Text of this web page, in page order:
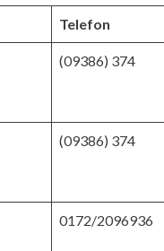
Telefon
(09386) 374
(09386) 374
0172/2096936